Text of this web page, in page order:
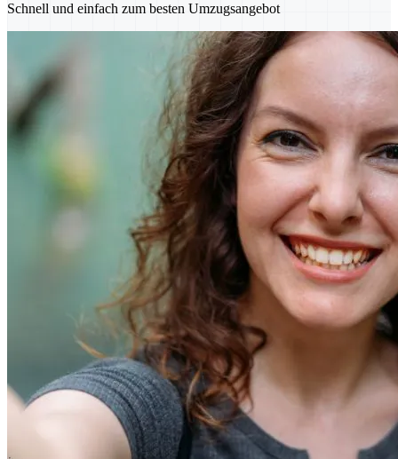
Schnell und einfach zum besten Umzugsangebot